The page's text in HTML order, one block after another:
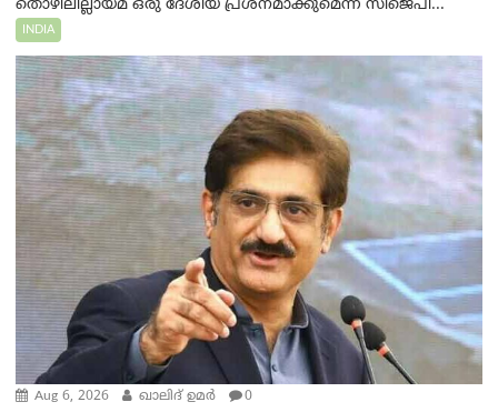
തൊഴിലില്ലായ്മ ഒരു ദേശീയ പ്രശ്നമാക്കുമെന്ന് സിജെപി...
INDIA
Aug 6, 2026 ഖാലിദ് ഉമര്‍ 0